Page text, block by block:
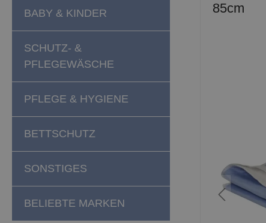
BABY & KINDER
SCHUTZ- &
PFLEGEWÄSCHE
PFLEGE & HYGIENE
BETTSCHUTZ
SONSTIGES
BELIEBTE MARKEN
85cm